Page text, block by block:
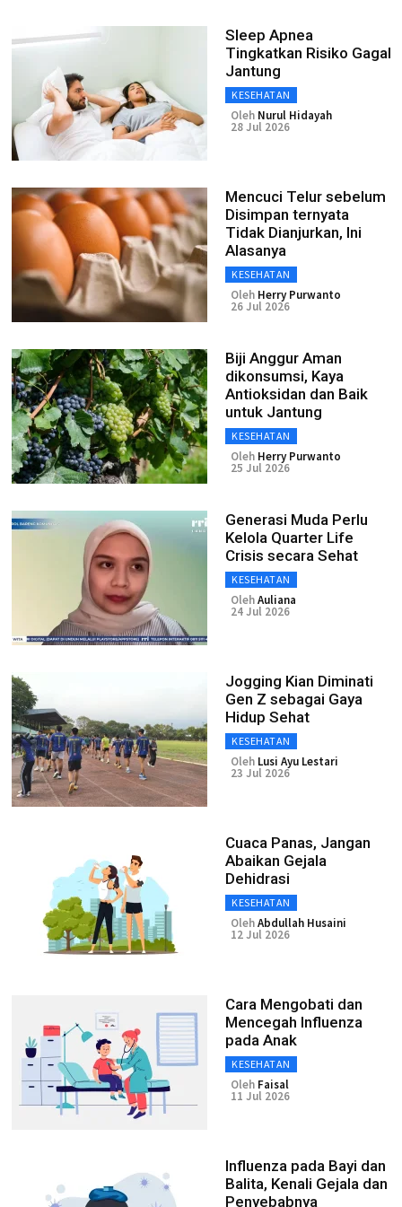
Sleep Apnea
Tingkatkan Risiko Gagal
Jantung
KESEHATAN
Oleh Nurul Hidayah
28 Jul 2026
Mencuci Telur sebelum
Disimpan ternyata
Tidak Dianjurkan, Ini
Alasanya
KESEHATAN
Oleh Herry Purwanto
26 Jul 2026
Biji Anggur Aman
dikonsumsi, Kaya
Antioksidan dan Baik
untuk Jantung
KESEHATAN
Oleh Herry Purwanto
25 Jul 2026
Generasi Muda Perlu
Kelola Quarter Life
Crisis secara Sehat
KESEHATAN
OlehAuliana
24 Jul 2026
Jogging Kian Diminati
Gen Z sebagai Gaya
Hidup Sehat
KESEHATAN
Oleh Lusi Ayu Lestari
23 Jul 2026
Cuaca Panas, Jangan
Abaikan Gejala
Dehidrasi
KESEHATAN
OlehAbdullah Husaini
12 Jul 2026
Cara Mengobati dan
Mencegah Influenza
pada Anak
KESEHATAN
Oleh Faisal
11 Jul 2026
Influenza pada Bayi dan
Balita, Kenali Gejala dan
Penyebabnya